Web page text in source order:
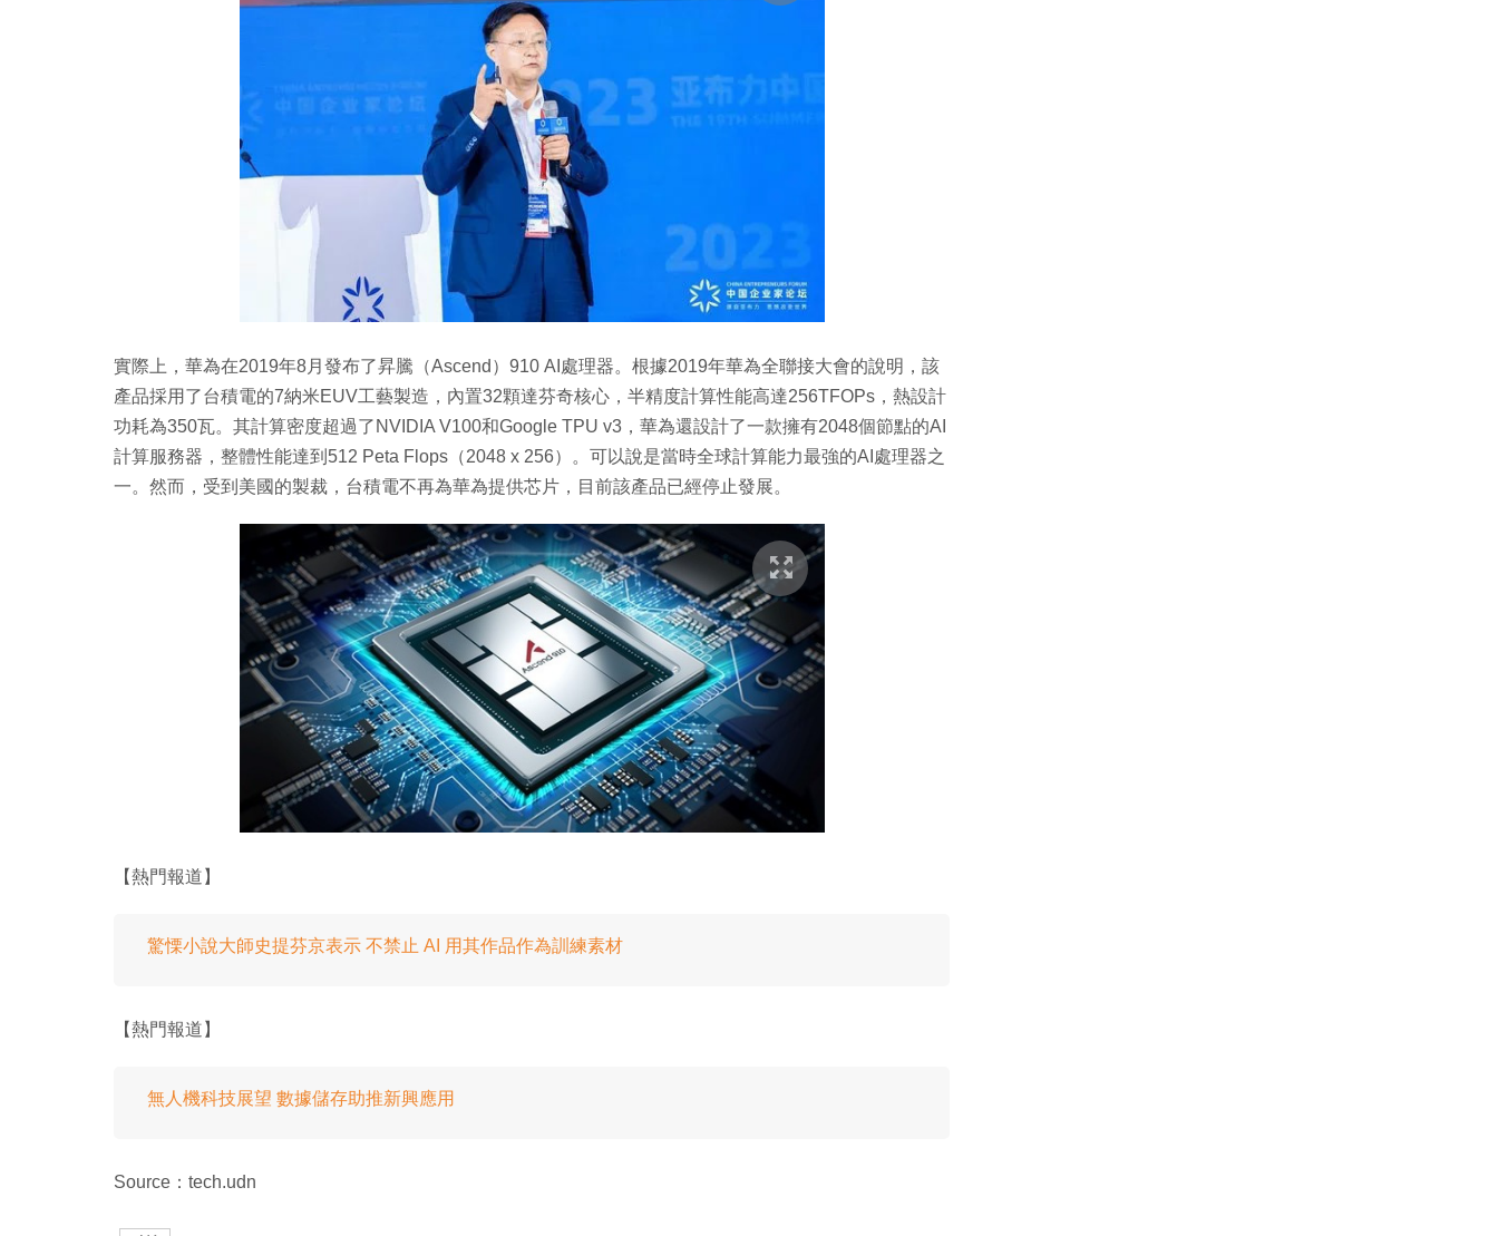
實際上，華為在2019年8月發布了昇騰（Ascend）910 AI處理器。根據2019年華為全聯接大會的說明，該
產品採用了台積電的7納米EUV工藝製造，內置32顆達芬奇核心，半精度計算性能高達256TFOPs，熱設計
功耗為350瓦。其計算密度超過了NVIDIA V100和Google TPU v3，華為還設計了一款擁有2048個節點的AI
計算服務器，整體性能達到512 Peta Flops（2048 x 256）。可以說是當時全球計算能力最強的AI處理器之
一。然而，受到美國的製裁，台積電不再為華為提供芯片，目前該產品已經停止發展。
【熱門報道】
驚慄小說大師史提芬京表示 不禁止 AI 用其作品作為訓練素材
【熱門報道】
無人機科技展望 數據儲存助推新興應用
Source：tech.udn